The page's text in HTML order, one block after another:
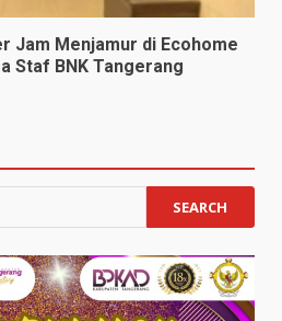
Jam Menjamur di Ecohome
Staf BNK Tangerang